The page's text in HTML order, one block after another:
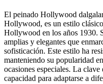
El peinado Hollywood
Hollywood, es un estilo
Hollywood en los años 1930.
amplias y elegantes que
sofisticación. Este estilo ha
manteniendo su popularidad
ocasiones especiales. La
capacidad para adaptarse a